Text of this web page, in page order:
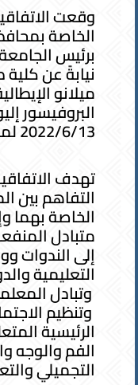
وقعت
الخاصة
برئيس
نيابةً عن
ميلانو
البروفيسور
2022/6/13 لمدة خمس سنوات
تهدف
التفاهم بين
الخاصة بهما
متبادل
إلى الندوات
التعليمية
وتبادل
وتنظيم
الرئيسية
الفم والوجه
التجميلي